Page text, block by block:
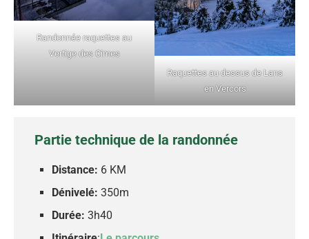
Randonnée raquettes au
Vertige des Cimes
Raquettes au dessus de Lans
en Vercors
Partie technique de la randonnée
Distance: 6 KM
Dénivelé: 350m
Durée: 3h40